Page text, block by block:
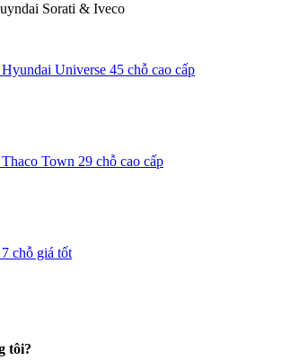
Sorati & Iveco
Universe 45 chỗ cao cấp
Town 29 chỗ cao cấp
chỗ giá tốt
tôi?